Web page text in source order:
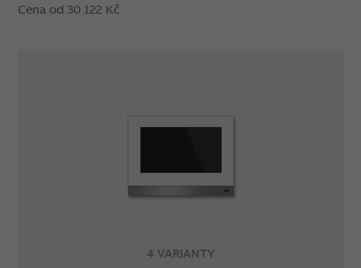
Cena od 30 122 Kč
4 VARIANTY